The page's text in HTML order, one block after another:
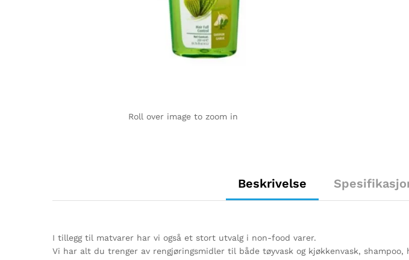
Roll over image to zoom in
Beskrivelse
I tillegg til matvarer har vi også et stort utvalg i non-food varer.
Vi har alt du trenger av rengjøringsmidler til både tøyvask og kjøkkenvask,